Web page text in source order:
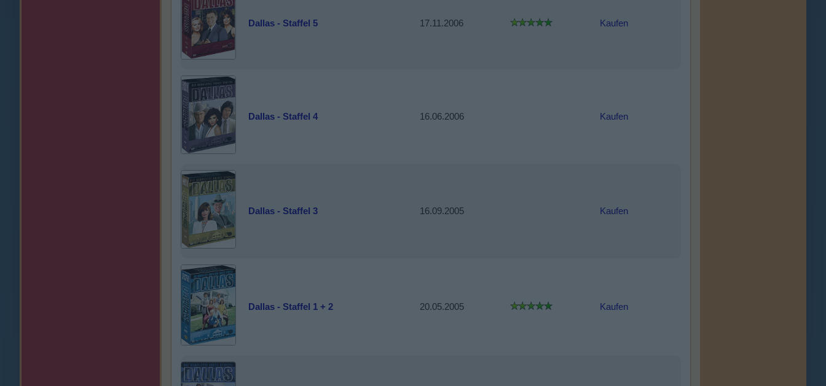
Dallas - Staffel 5 17.11.2006 Kaufen
Dallas - Staffel 4 16.06.2006 Kaufen
Dallas - Staffel 3 16.09.2005 Kaufen
Dallas - Staffel 1 + 2 20.05.2005 Kaufen